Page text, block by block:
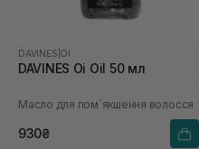
DAVINES OI
DAVINES Oi Oil 50 мл
Масло для пом`якшення волосся
930₴